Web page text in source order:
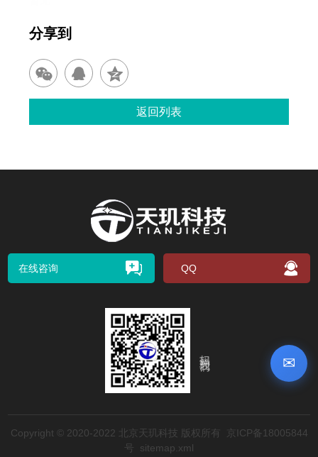
✉
分享到
返回列表
在线咨询 QQ
Copyright © 2020-2022 北京天玑科技 版权所有
京ICP备18005844
号
sitemap.xml